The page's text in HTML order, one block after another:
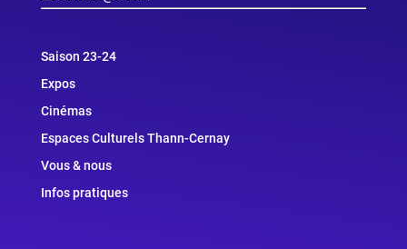
Saison 23-24
Expos
Cinémas
Espaces Culturels Thann-Cernay
Vous & nous
Infos pratiques